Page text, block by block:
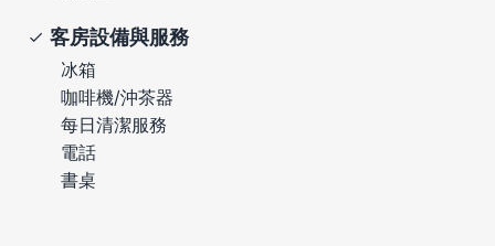
客房設備與服務
冰箱
咖啡機/沖茶器
每日清潔服務
電話
書桌